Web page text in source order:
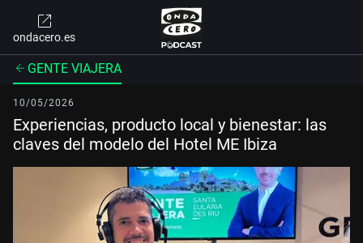
ondacero.es
GENTE VIAJERA
10/05/2026
Experiencias, producto local y bienestar: las
claves del modelo del Hotel ME Ibiza